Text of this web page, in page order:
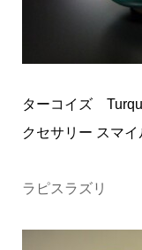
ターコイズ
クセサリー スマ
ラピスラズリ